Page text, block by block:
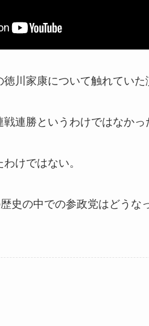
川家康について触れていた
連勝というわけではなかっ
けではない。
史の中での参政党はどうな